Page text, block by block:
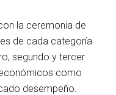
la ceremonia de
de cada categoría
segundo y tercer
como
desempeño.